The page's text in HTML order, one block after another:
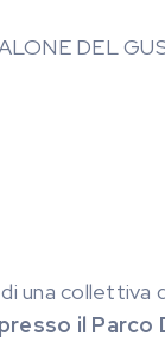
DEL
una collettiva
il Parco